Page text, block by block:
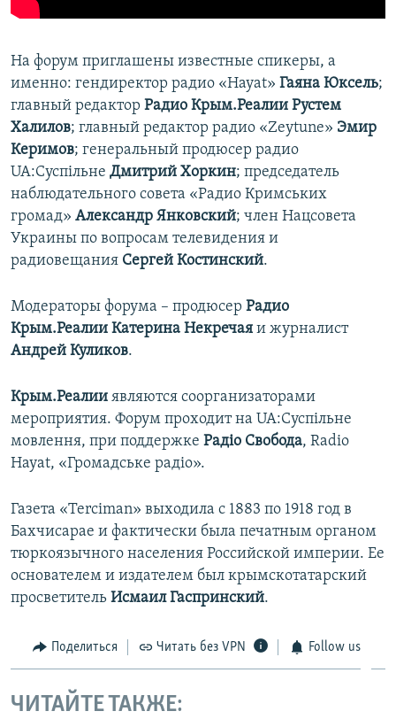
На форум приглашены известные спикеры, а
именно: гендиректор радио «Hayat» Гаяна Юксель;
главный редактор Радио Крым.Реалии Рустем
Халилов; главный редактор радио «Zeytune» Эмир
Керимов; генеральный продюсер радио
UA:Суспільне Дмитрий Хоркин; председатель
наблюдательного совета «Радио Кримських
громад»​ Александр Янковский; член Нацсовета
Украины по вопросам телевидения и
радиовещания Сергей Костинский.
Модераторы форума – продюсер Радио
Крым.Реалии Катерина Некречая и журналист
Андрей Куликов.
Крым.Реалии являются соорганизаторами
мероприятия. Форум проходит на UA:Суспільне
мовлення, при поддержке Радіо Свобода, Radio
Hayat, «Громадське радіо».
Газета «Terciman» выходила с 1883 по 1918 год в
Бахчисарае и фактически была печатным органом
тюркоязычного населения Российской империи. Ее
основателем и издателем был крымскотатарский
просветитель Исмаил Гаспринский.
Поделиться Читать без VPN Follow us
ЧИТАЙТЕ ТАКЖЕ: